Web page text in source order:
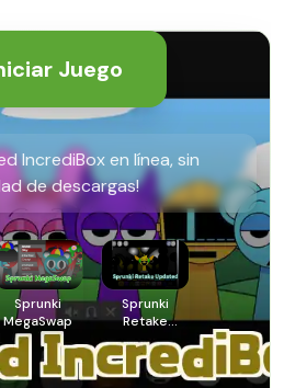
Juego
IncrediBox en línea, sin
de descargas!
Sprunki
MegaSwap
Sprunki
Retake
Updated